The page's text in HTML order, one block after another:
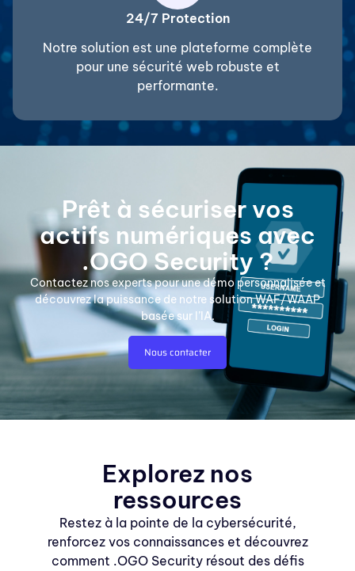
24/7 Protection
Notre solution est une plateforme complète
pour une sécurité web robuste et
performante.
Prêt à sécuriser vos
actifs numériques avec
.OGO Security ?
Contactez nos experts pour une démo personnalisée et
découvrez la puissance de notre solutionWAF/WAAP
basée sur l’IA.
Nous contacter
Explorez nos
ressources
Restez à la pointe de la cybersécurité,
renforcez vos connaissances et découvrez
comment .OGO Security résout des défis